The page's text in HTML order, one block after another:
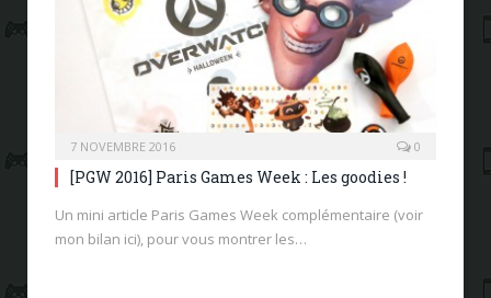
7 NOVEMBRE 2016 0
[PGW 2016] Paris Games Week : Les goodies !
Un mini article Paris Games Week complémentaire (voir
mon bilan ici), pour vous montrer les…